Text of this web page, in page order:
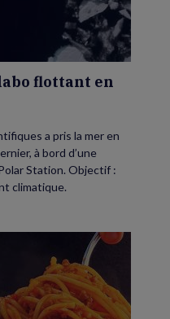
flottant en
a pris la mer en
à bord d’une
Station. Objectif :
climatique.